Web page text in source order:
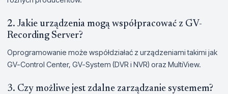
2. Jakie urządzenia mogą współpracować z GV-
Recording Server?
Oprogramowanie może współdziałać z urządzeniami takimi jak
GV-Control Center, GV-System (DVR i NVR) oraz MultiView.
3. Czy możliwe jest zdalne zarządzanie systemem?